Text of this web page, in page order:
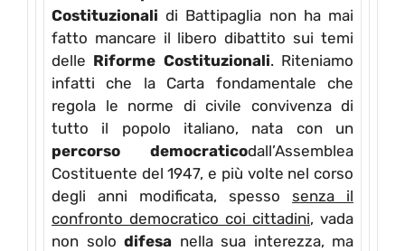
Costituzionali di Battipaglia non ha mai
fatto mancare il libero dibattito sui temi
delle Riforme Costituzionali. Riteniamo
infatti che la Carta fondamentale che
regola le norme di civile convivenza di
tutto il popolo italiano, nata con un
percorso democraticodall’Assemblea
Costituente del 1947, e più volte nel corso
degli anni modificata, spesso senza il
confronto democratico coi cittadini, vada
non solo difesa nella sua interezza, ma